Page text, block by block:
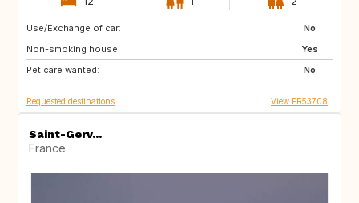
Use/Exchange of car:
No
Non-smoking house:
Yes
Pet care wanted:
No
GR
Requested destinations View FR53708
Saint-Gerv...
France